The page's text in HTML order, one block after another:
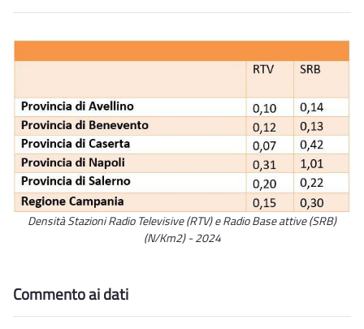
Densità Stazioni Radio Televisive (RTV) e Radio Base attive (SRB)
(N/Km2) - 2024
Commento ai dati